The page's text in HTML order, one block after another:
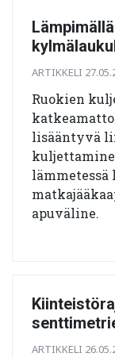
ARTIKKELI
Ruokien
lisääntyvä
lämmetessä
apuväline.
ARTIKKELI